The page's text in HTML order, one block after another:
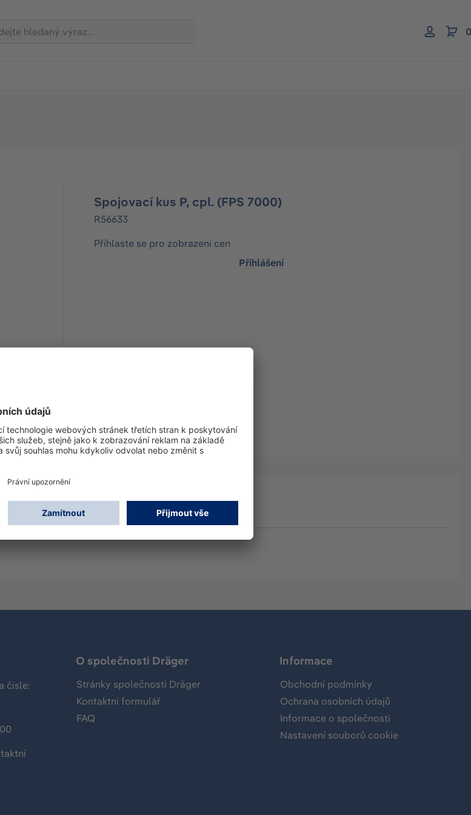
Spojovací kus P, cpl. (FPS 7000)
R56633
Přihlaste se pro zobrazení cen
Přihlášení
čísle:
O společnosti Dräger
Stránky společnosti Dräger
Kontaktní formulář
FAQ
Informace
Obchodní podmínky
Ochrana osobních údajů
Informace o společnosti
Nastavení souborů cookie